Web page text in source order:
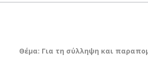
Θέμα: Για τη σύλληψη και